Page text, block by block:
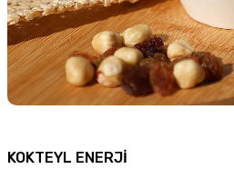
KOKTEYL ENERJİ